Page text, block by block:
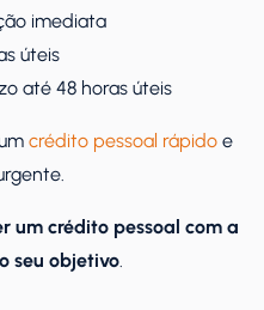
imediata
úteis
até 48 horas úteis
crédito pessoal rápido e
um crédito pessoal com a
seu objetivo.